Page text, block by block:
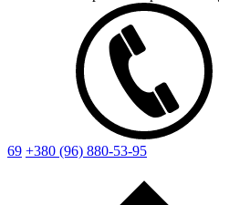
69 +380 (96) 880-53-95